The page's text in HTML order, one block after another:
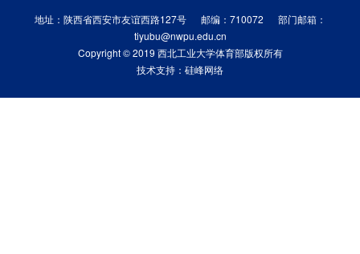
地址：陕西省西安市友谊西路127号 邮编：710072 部门邮箱：
tiyubu@nwpu.edu.cn
Copyright © 2019 西北工业大学体育部版权所有
技术支持： 硅峰网络